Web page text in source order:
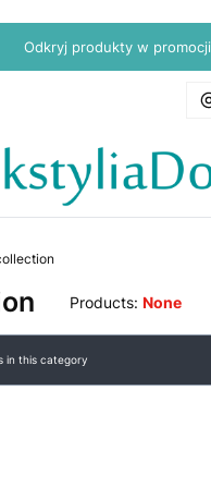
Odkryj produkty w promocji
Products: None
in this category